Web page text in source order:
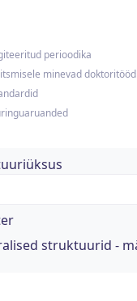
perioodika
minevad doktoritööd
struktuurid -